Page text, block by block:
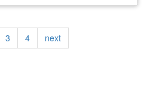
Page
3 Page
4
Next
page
next